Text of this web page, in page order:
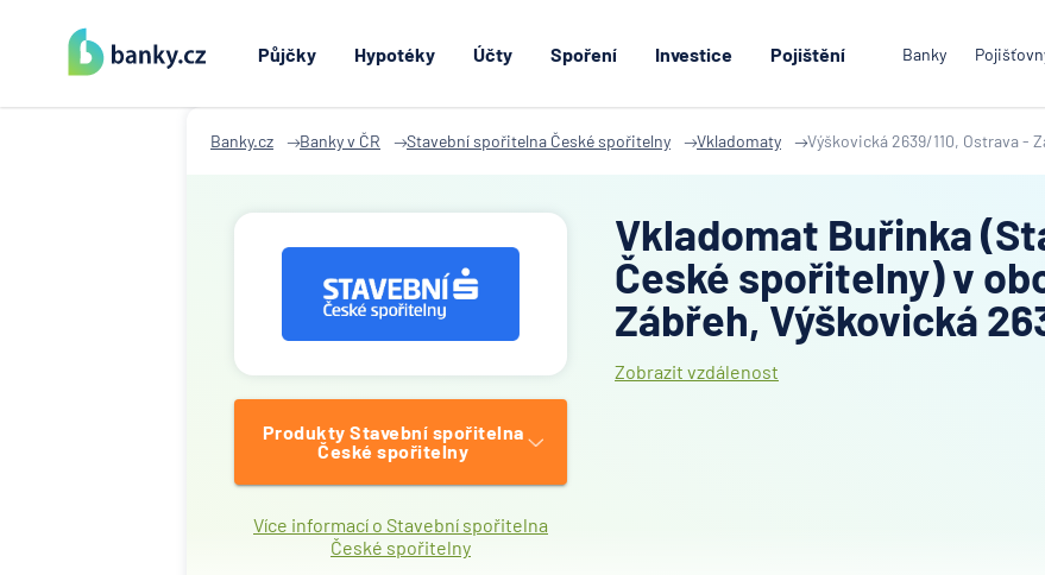
Půjčky Hypotéky Účty Spoření Investice Pojištění Banky
Banky.cz Banky v ČR Stavební spořitelna České spořitelny Vkladomaty Výškovická 2639/110, Ostrava -
Produkty Stavební spořitelna
České spořitelny
Více informací o Stavební spořitelna
České spořitelny
Vkladomat Buřinka
České spořitelny) v
Zábřeh, Výškovická
Zobrazit vzdálenost